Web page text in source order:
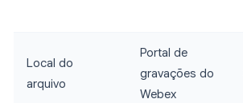
Local do
arquivo
Portal de
gravações do
Webex